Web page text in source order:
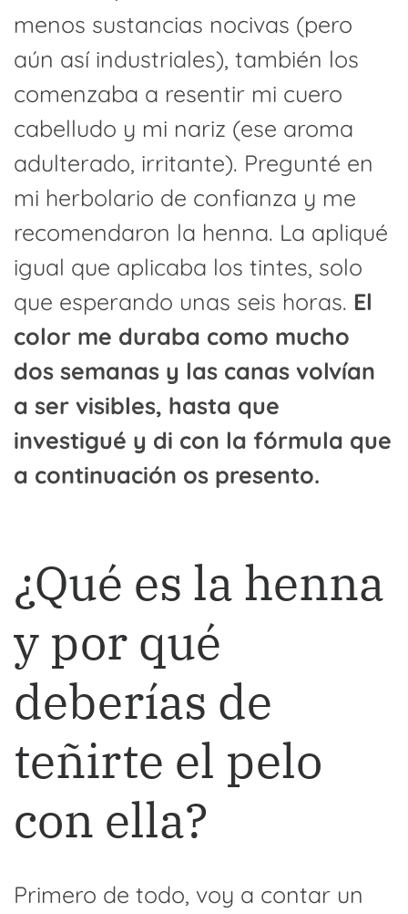
menos sustancias nocivas (pero
aún así industriales), también los
comenzaba a resentir mi cuero
cabelludo y mi nariz (ese aroma
adulterado, irritante). Pregunté en
mi herbolario de confianza y me
recomendaron la henna. La apliqué
igual que aplicaba los tintes, solo
que esperando unas seis horas. El
color me duraba como mucho
dos semanas y las canas volvían
a ser visibles, hasta que
investigué y di con la fórmula que
a continuación os presento.
¿Qué es la henna
y por qué
deberías de
teñirte el pelo
con ella?
Primero de todo, voy a contar un